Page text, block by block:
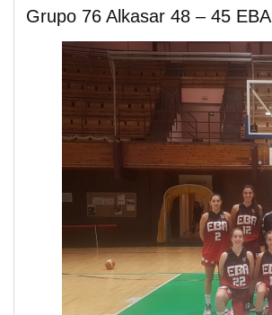
Grupo 76 Alkasar 48 – 45 EBA